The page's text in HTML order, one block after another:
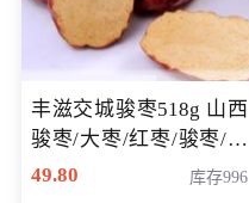
丰滋交城骏枣518g 山西
骏枣/大枣/红枣/骏枣/热
销千件/
49.80 库存996